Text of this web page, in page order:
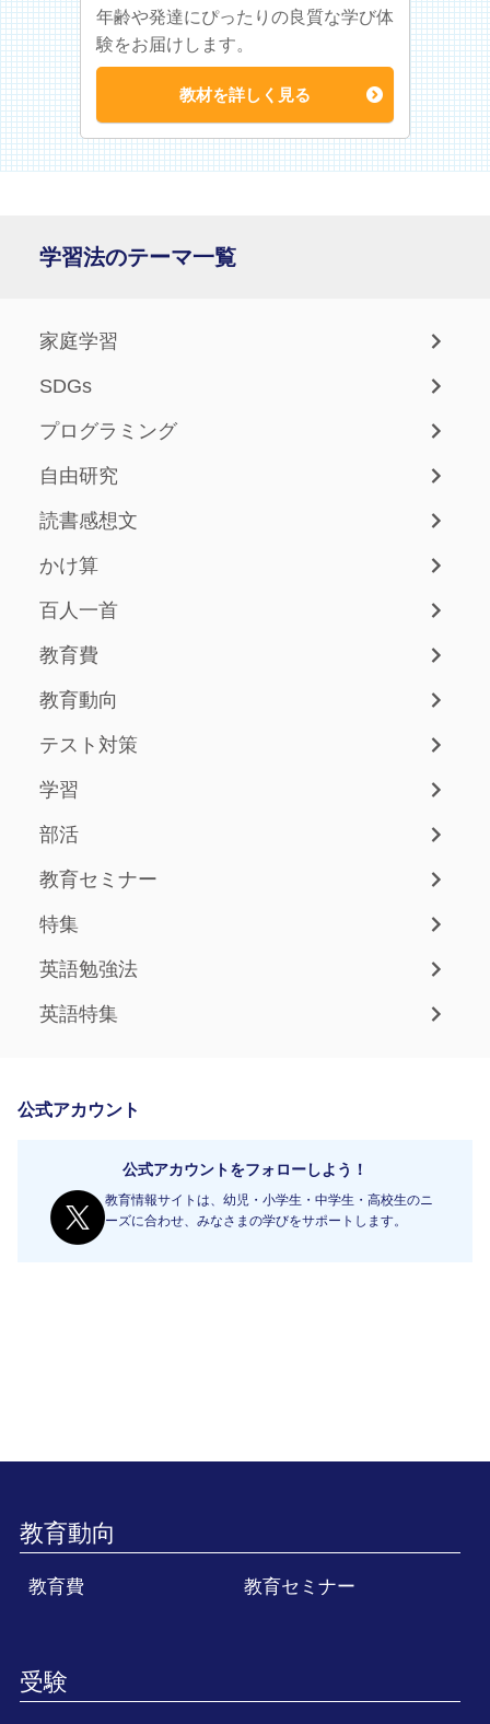
年齢や発達にぴったりの良質な学び体
験をお届けします。
教材を詳しく見る
学習法のテーマ一覧
家庭学習
SDGs
プログラミング
自由研究
読書感想文
かけ算
百人一首
教育費
教育動向
テスト対策
学習
部活
教育セミナー
特集
英語勉強法
英語特集
公式アカウント
公式アカウントをフォローしよう！
教育情報サイトは、幼児・小学生・中学生・高校生のニ
ーズに合わせ、みなさまの学びをサポートします。
教育動向
教育費 教育セミナー
受験